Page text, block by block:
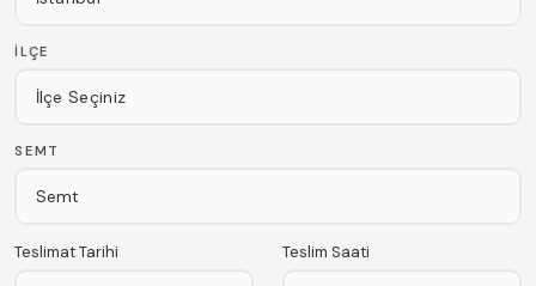
İLÇE
SEMT
Teslimat Tarihi Teslim Saati